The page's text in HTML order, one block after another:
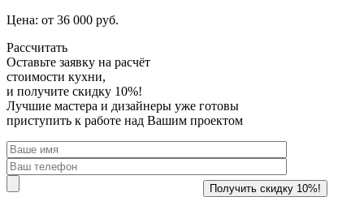
Цена: от 36 000 руб.
Рассчитать
Оставьте заявку на расчёт
стоимости кухни,
и получите скидку 10%!
Лучшие мастера и дизайнеры уже готовы
приступить к работе над Вашим проектом